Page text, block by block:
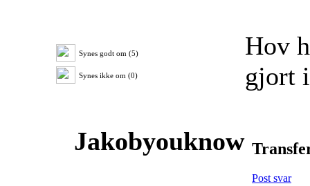
Synes godt om (5)
Synes ikke om (0)
Hov
gjort
Jakobyouknow
Post svar